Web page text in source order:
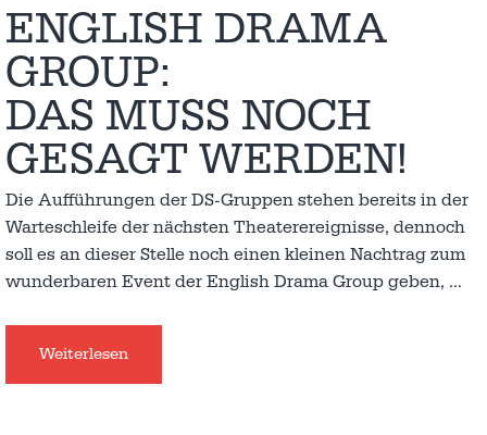
ENGLISH DRAMA
GROUP:
DAS MUSS NOCH
GESAGT WERDEN!
Die Aufführungen der DS-Gruppen stehen bereits in der
Warteschleife der nächsten Theaterereignisse, dennoch
soll es an dieser Stelle noch einen kleinen Nachtrag zum
wunderbaren Event der English Drama Group geben, …
Weiterlesen